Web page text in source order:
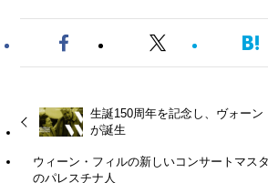
生誕150周年を記念し、ヴォーン
が誕生
ウィーン・フィルの新しいコンサートマス
のパレスチナ人